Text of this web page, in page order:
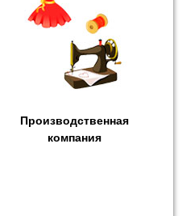
Производственная
компания